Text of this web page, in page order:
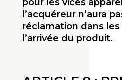
pour les vices
l’acquéreur n’aura
réclamation dans
l’arrivée du produit.